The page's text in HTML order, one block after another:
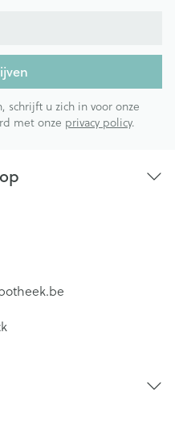
schrijft u zich in voor onze
met onze privacy policy.